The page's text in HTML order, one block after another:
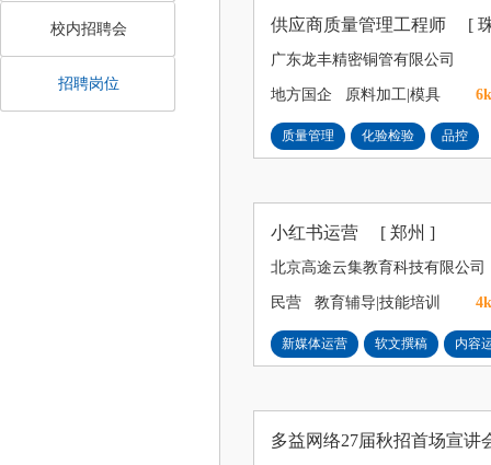
校内招聘会
招聘岗位
供应商质量管理工程师 [
广东龙丰精密铜管有限公司
地方国企 原料加工|模具
质量管理 化验检验 品控
小红书运营 [ 郑州 ]
北京高途云集教育科技有限公司
民营 教育辅导|技能培训
新媒体运营 软文撰稿 内容
多益网络27届秋招首场宣